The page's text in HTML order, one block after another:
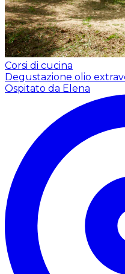
Corsi di cucina
Degustazione olio
Ospitato da Elena